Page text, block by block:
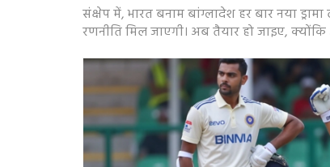
संक्षेप में, भारत बनाम बांग्लादेश हर बार नया
रणनीति मिल जाएगी। अब तैयार हो जाइए,